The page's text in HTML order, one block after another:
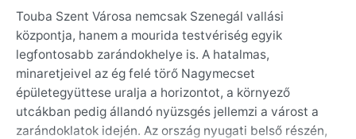
Touba Szent Városa nemcsak Szenegál vallási
központja, hanem a mourida testvériség egyik
legfontosabb zarándokhelye is. A hatalmas,
minaretjeivel az ég felé törő Nagymecset
épületegyüttese uralja a horizontot, a környező
utcákban pedig állandó nyüzsgés jellemzi a várost a
zarándoklatok idején. Az ország nyugati belső részén,